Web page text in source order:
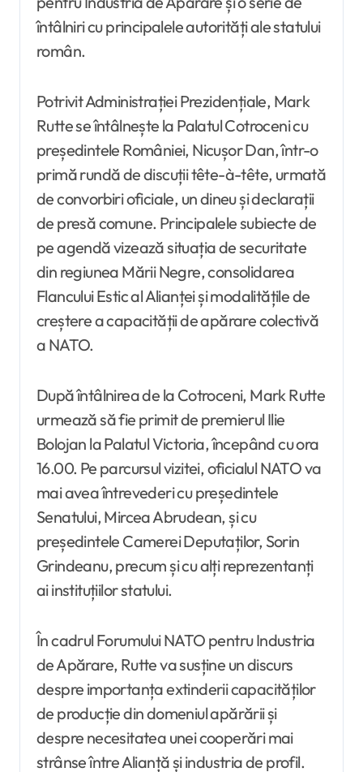
întâlniri cu principalele autorități ale statului
român.
Potrivit Administrației Prezidențiale, Mark
Rutte se întâlnește la Palatul Cotroceni cu
președintele României, Nicușor Dan, într-o
primă rundă de discuții tête-à-tête, urmată
de convorbiri oficiale, un dineu și declarații
de presă comune. Principalele subiecte de
pe agendă vizează situația de securitate
din regiunea Mării Negre, consolidarea
Flancului Estic al Alianței și modalitățile de
creștere a capacității de apărare colectivă
a NATO.
După întâlnirea de la Cotroceni, Mark Rutte
urmează să fie primit de premierul Ilie
Bolojan la Palatul Victoria, începând cu ora
16.00. Pe parcursul vizitei, oficialul NATO va
mai avea întrevederi cu președintele
Senatului, Mircea Abrudean, și cu
președintele Camerei Deputaților, Sorin
Grindeanu, precum și cu alți reprezentanți
ai instituțiilor statului.
În cadrul Forumului NATO pentru Industria
de Apărare, Rutte va susține un discurs
despre importanța extinderii capacităților
de producție din domeniul apărării și
despre necesitatea unei cooperări mai
strânse între Alianță și industria de profil.